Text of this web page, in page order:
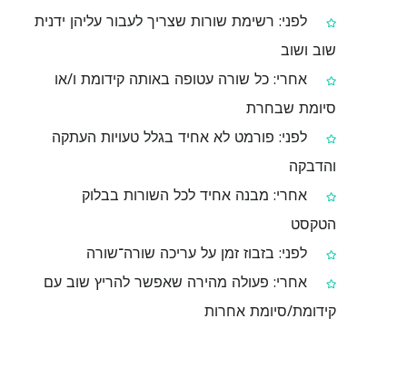
לפני: רשימת שורות שצריך לעבור עליהן ידנית
שוב ושוב
אחרי: כל שורה עטופה באותה קידומת ו/או
סיומת שבחרת
לפני: פורמט לא אחיד בגלל טעויות העתקה
והדבקה
אחרי: מבנה אחיד לכל השורות בבלוק
הטקסט
לפני: בזבוז זמן על עריכה שורה־שורה
אחרי: פעולה מהירה שאפשר להריץ שוב עם
קידומת/סיומת אחרות